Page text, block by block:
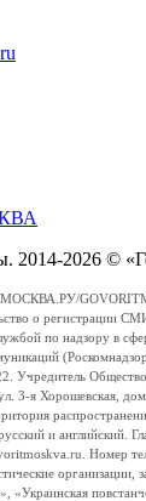
2014-2026 ©
о регистрации
по надзору в
Учредитель
3-я Хорошевская,
и английский.
Номер
организации,
«Украинская